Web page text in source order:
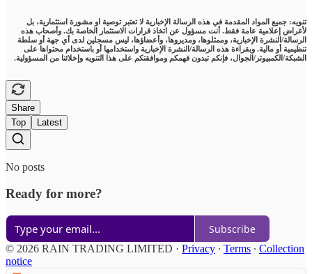
تنويه: جميع المواد المقدمة في هذه الرسالة الإخبارية لا تعتبر توصية او مشورة استثمارية، بل
لأغراض إعلامية عامة فقط. أنت مسؤول عن اتخاذ قرارات الاستثمار الخاصة بك. وأصحاب هذه
الرسالة/النشرة الإخبارية، وممثلوها، ومديروها، وأعضاؤها، ليس مسجلين لدى أي جهة أو سلطة
تنظيمية أو مالية. وبقراءة هذه الرسالة/النشرة الإخبارية واستخدامها أو باستخدام محتواها على
الشبكة/الكمبيوتر/الجوال، فإنكم تبدون فهمكم وموافقتكم على هذا التنويه وإخلائنا من المسؤولية.
Share
Top
Latest
No posts
Ready for more?
Subscribe
© 2026 RAIN TRADING LIMITED · Privacy ∙ Terms ∙ Collection
notice